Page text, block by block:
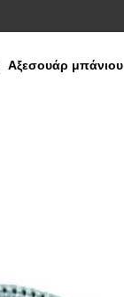
Αξεσουάρ μπάνιου